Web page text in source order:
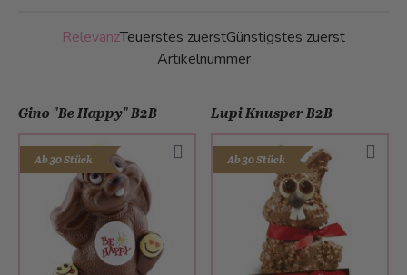
RelevanzTeuerstes zuerstGünstigstes zuerst
Artikelnummer
Gino "Be Happy" B2B
Ab 30 Stück
Lupi Knusper B2B
Ab 30 Stück